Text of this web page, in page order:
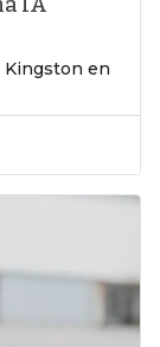
Kingston en